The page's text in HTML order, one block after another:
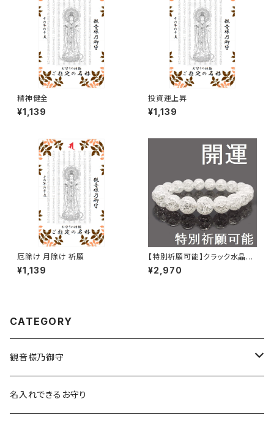
精神健全
¥1,139
投資運上昇
¥1,139
厄除け 月除け 祈願
¥1,139
【特別祈願可能】クラック水晶パ
ワーストーンブレスレット_NS_B
1-17_275【お届まで3〜14日】
¥2,970
CATEGORY
観音様乃御守
宝くじに御利益ある組合せ
名入れできるお守り